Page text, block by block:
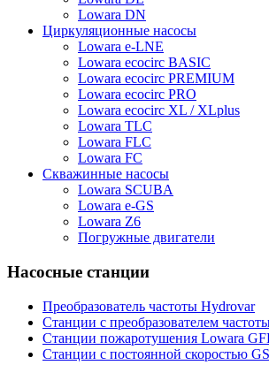
Lowara DN
Циркуляционные насосы
Lowara e-LNE
Lowara ecocirc BASIC
Lowara ecocirc PREMIUM
Lowara ecocirc PRO
Lowara ecocirc XL / XLplus
Lowara TLC
Lowara FLC
Lowara FC
Скважинные насосы
Lowara SCUBA
Lowara e-GS
Lowara Z6
Погружные двигатели
Насосные станции
Преобразователь частоты Hydrovar
Станции с преобразователем
Станции пожаротушения Lowara
Станции с постоянной скоростью GS